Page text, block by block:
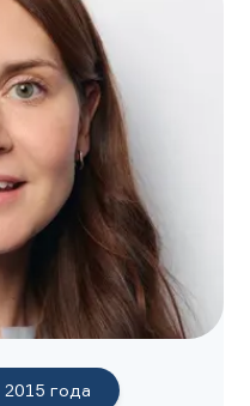
2015 года